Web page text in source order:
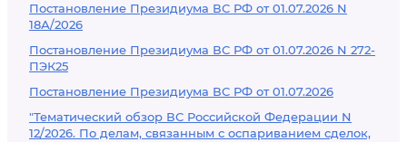
Постановление Президиума ВС РФ от 01.07.2026 N
18А/2026
Постановление Президиума ВС РФ от 01.07.2026 N 272-
ПЭК25
Постановление Президиума ВС РФ от 01.07.2026
"Тематический обзор ВС Российской Федерации N
12/2026. По делам, связанным с оспариванием сделок,